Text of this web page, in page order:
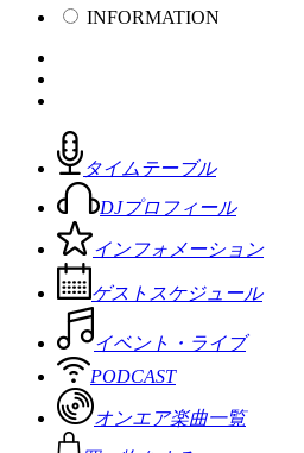
INFORMATION
タイムテーブル
DJプロフィール
インフォメーション
ゲストスケジュール
イベント・ライブ
PODCAST
オンエア楽曲一覧